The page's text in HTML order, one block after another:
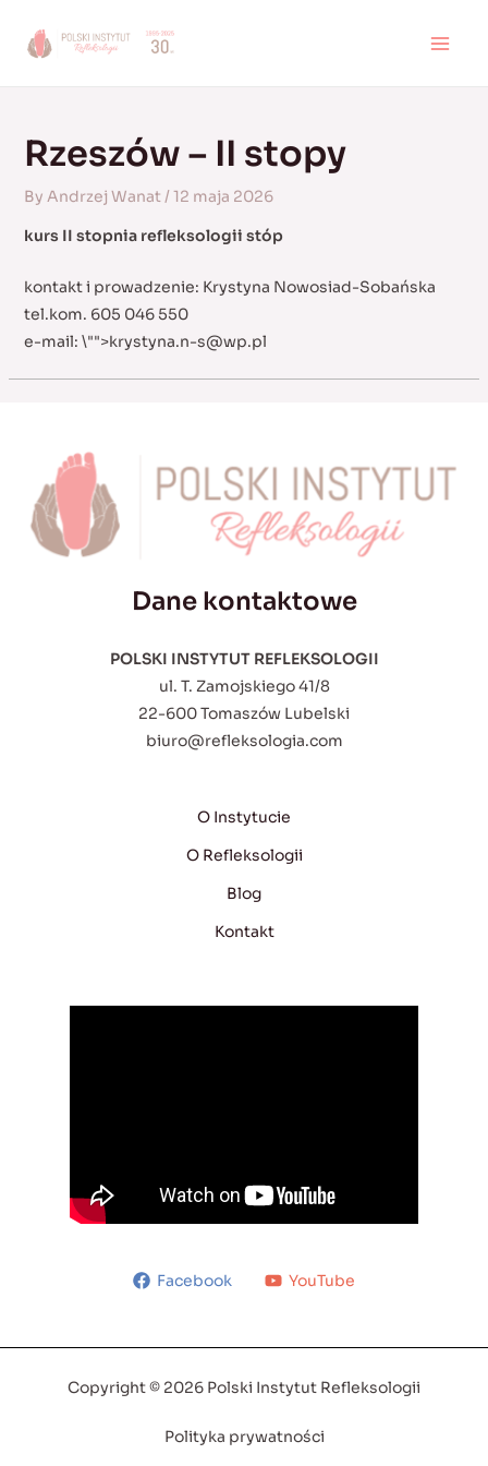
Rzeszów – II stopy
By Andrzej Wanat/12 maja 2026
kurs II stopnia refleksologii stóp
kontakt i prowadzenie: Krystyna Nowosiad-Sobańska
tel.kom. 605 046 550
e-mail: \"">krystyna.n-s@wp.pl
Dane kontaktowe
POLSKI INSTYTUT REFLEKSOLOGII
ul. T. Zamojskiego 41/8
22-600 Tomaszów Lubelski
biuro@refleksologia.com
O Instytucie
O Refleksologii
Blog
Kontakt
Facebook YouTube
Copyright © 2026 Polski Instytut Refleksologii
Polityka prywatności